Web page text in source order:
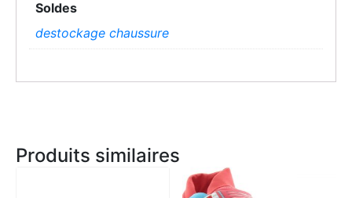
Soldes
destockage chaussure
Produits similaires